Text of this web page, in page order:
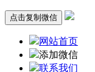
点击复制微信
网站首页
添加微信
联系我们